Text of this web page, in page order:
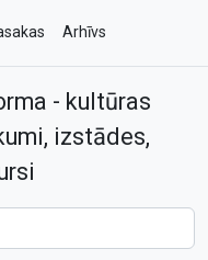
Arhīvs
- kultūras
izstādes,